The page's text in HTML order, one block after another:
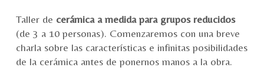
Taller de cerámica a medida para grupos reducidos
(de 3 a 10 personas). Comenzaremos con una breve
charla sobre las características e infinitas posibilidades
de la cerámica antes de ponernos manos a la obra.